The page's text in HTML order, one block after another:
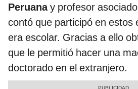
Peruanay profesor asociado
contó que participó en estos
era escolar. Gracias a ello
que le permitió hacer una
doctorado en el extranjero.